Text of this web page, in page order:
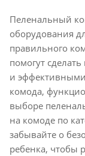
Пеленальный
оборудования
правильного
помогут
и
комода,
выборе
на комоде по
забывайте о
ребенка, чтобы